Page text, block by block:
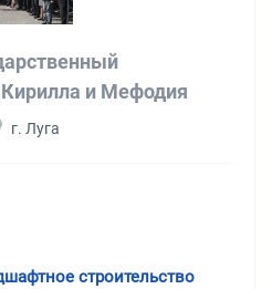
и Мефодия
г. Луга
строительство